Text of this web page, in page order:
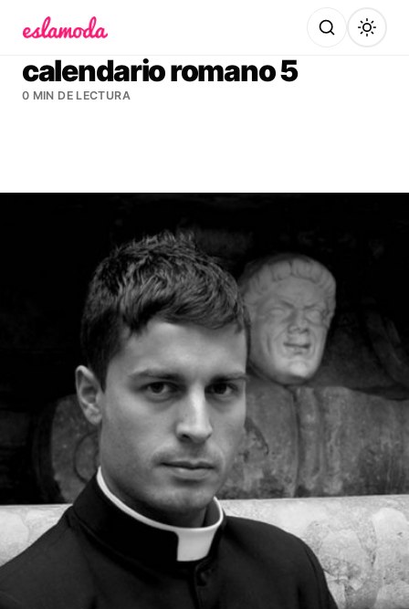
calendario romano 5
0 MIN DE LECTURA